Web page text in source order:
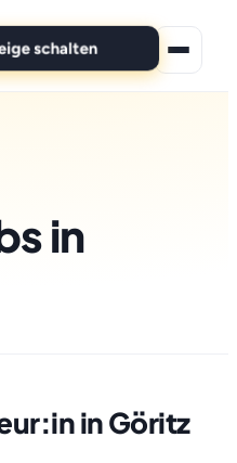
schalten
in
in Göritz